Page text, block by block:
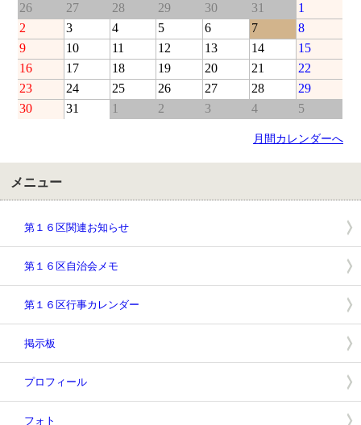
26
27 28 29 30 31
1
2
3 4 5 6 7
8
9
10 11 12 13 14
15
16
17 18 19 20 21
22
23
24 25 26 27 28
29
30
31 1 2 3 4 5
月間カレンダーへ
メニュー
第１６区関連お知らせ
第１６区自治会メモ
第１６区行事カレンダー
掲示板
プロフィール
フォト